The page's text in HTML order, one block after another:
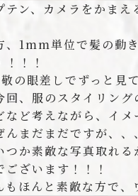
テン、カメラをかま
、1mm単位で髪の動
！！
の眼差しでずっと見
回、服のスタイリン
など考えながら、イ
んまだまだですが、
つか素敵な写真取れ
ございます！！！
もほんと素敵な方で